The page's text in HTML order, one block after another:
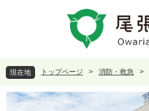
頭
で
す
飛
ば
し
現在地 トップページ > 消防・救急 >